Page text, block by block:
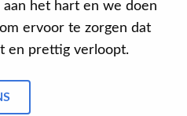
aan het hart en we doen
ervoor te zorgen dat
en prettig verloopt.